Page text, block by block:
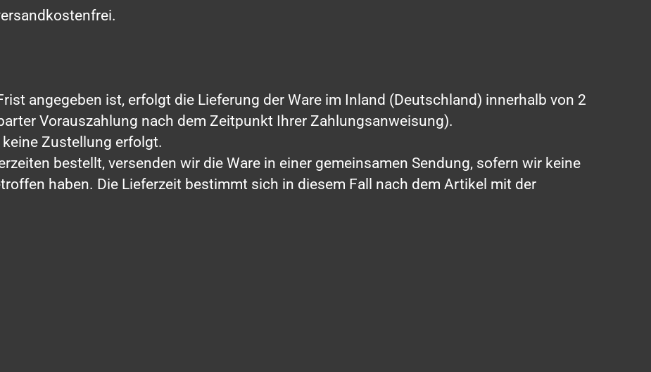
angegeben ist, erfolgt die Lieferung der Ware im Inland (Deutschland) innerhalb von 2
Vorauszahlung nach dem Zeitpunkt Ihrer Zahlungsanweisung).
keine Zustellung erfolgt.
bestellt, versenden wir die Ware in einer gemeinsamen Sendung, sofern wir keine
haben. Die Lieferzeit bestimmt sich in diesem Fall nach dem Artikel mit der